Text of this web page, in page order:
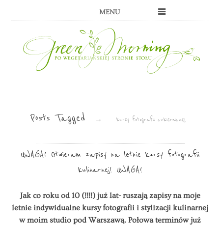
MENU
Posts Tagged → kursy fotografii cukierniczej
UWAGA! Otwieram zapisy na letnie kursy fotografii
kulinarnej! UWAGA!
Jak co roku od 10 (!!!!) już lat- ruszają zapisy na moje
letnie indywidualne kursy fotografii i stylizacji kulinarnej
w moim studio pod Warszawą. Połowa terminów już